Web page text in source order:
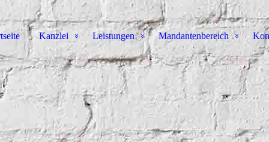
Kanzlei Leistungen Mandantenbereich